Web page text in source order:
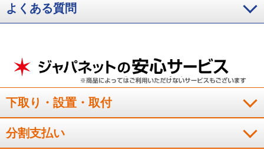
も充実しており、使いやすいです。
（神奈川県50代K.K様）
画像が綺麗で観ていて疲れないので、満足しています。
※「お客様の声」は実際にご購入されたお客様からのご意見を掲載しておりま
よくある質問
下取り・設置・取付
分割支払い